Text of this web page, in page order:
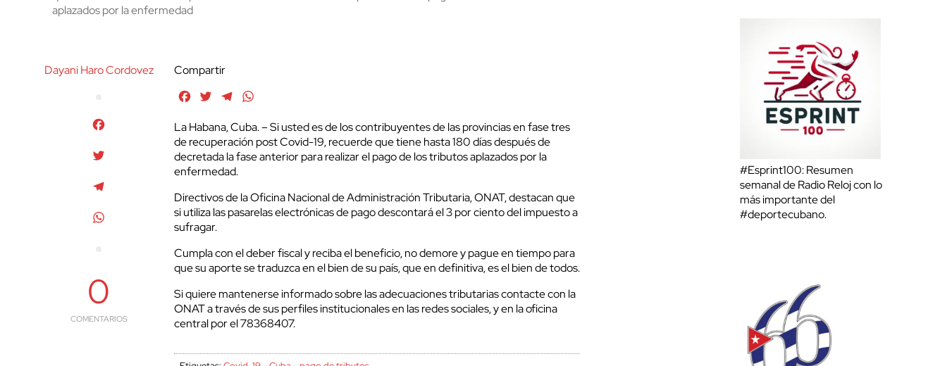
aplazados por la enfermedad
Dayani Haro Cordovez
0
COMENTARIOS
Compartir
FacebookTwitterTelegram
La Habana, Cuba. – Si usted es de los contribuyentes de las provincias en fase tres
de recuperación post Covid-19, recuerde que tiene hasta 180 días después de
decretada la fase anterior para realizar el pago de los tributos aplazados por la
enfermedad.
Directivos de la Oficina Nacional de Administración Tributaria, ONAT, destacan que
si utiliza las pasarelas electrónicas de pago descontará el 3 por ciento del impuesto a
sufragar.
Cumpla con el deber fiscal y reciba el beneficio, no demore y pague en tiempo para
que su aporte se traduzca en el bien de su país, que en definitiva, es el bien de todos.
Si quiere mantenerse informado sobre las adecuaciones tributarias contacte con la
ONAT a través de sus perfiles institucionales en las redes sociales, y en la oficina
central por el 78368407.
#Esprint100: Resumen
semanal de Radio Reloj con lo
más importante del
#deportecubano.